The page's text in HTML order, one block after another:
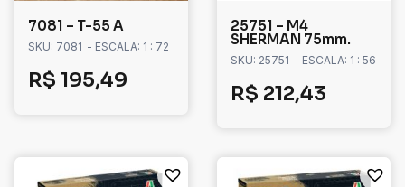
7081 – T-55 A
SKU: 7081 - ESCALA: 1 : 72
R$ 195,49
25751 – M4
SHERMAN 75mm.
SKU: 25751 - ESCALA: 1 : 56
R$ 212,43